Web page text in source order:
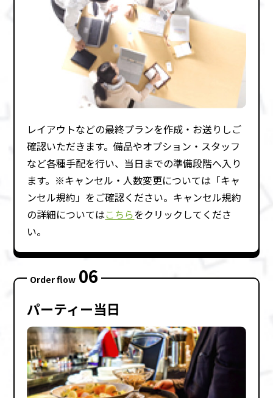
レイアウトなどの最終プランを作成・お送りしご
確認いただきます。備品やオプション・スタッフ
など各種⼿配を⾏い、当⽇までの準備段階へ⼊り
ます。※キャンセル・⼈数変更については「キャ
ンセル規約」をご確認ください。キャンセル規約
の詳細についてはこちらをクリックしてくださ
い。
Order flow 06
パーティー当⽇